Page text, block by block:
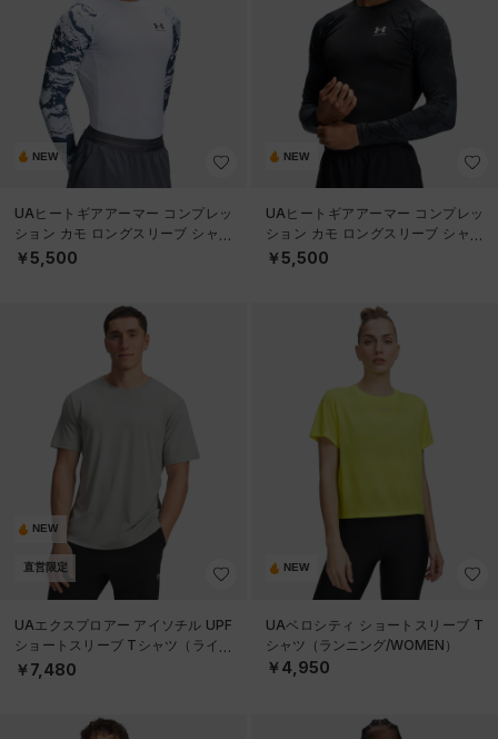
NEW
UAヒートギアアーマー コンプレッ
ション カモ ロングスリーブ シャツ
（トレーニング/MEN）
￥5,500
NEW
UAヒートギアアーマー コンプレッ
ション カモ ロングスリーブ シャツ
（トレーニング/MEN）
￥5,500
NEW
直営限定
UAエクスプロアー アイソチル UPF
ショートスリーブ Tシャツ（ライフ
スタイル/MEN）
￥7,480
NEW
UAベロシティ ショートスリーブ T
シャツ（ランニング/WOMEN）
￥4,950